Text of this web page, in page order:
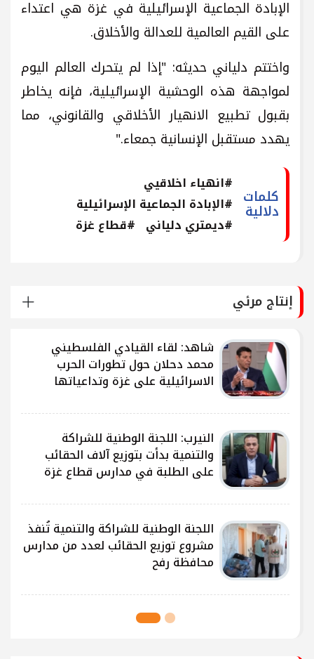
الإبادة الجماعية الإسرائيلية في غزة هي اعتداء
على القيم العالمية للعدالة والأخلاق.
واختتم دلياني حديثه: "إذا لم يتحرك العالم اليوم
لمواجهة هذه الوحشية الإسرائيلية، فإنه يخاطر
بقبول تطبيع الانهيار الأخلاقي والقانوني، مما
يهدد مستقبل الإنسانية جمعاء."
كلمات
دلالية
#انهياء اخلاقيي
#الإبادة الجماعية الإسرائيلية
#ديمتري دلياني #قطاع غزة
إنتاج مرئي
شاهد: لقاء القيادي الفلسطيني
محمد دحلان حول تطورات الحرب
الاسرائيلية على غزة وتداعياتها
النيرب: اللجنة الوطنية للشراكة
والتنمية بدأت بتوزيع آلاف الحقائب
على الطلبة في مدارس قطاع غزة
اللجنة الوطنية للشراكة والتنمية تُنفذ
مشروع توزيع الحقائب لعدد من مدارس
محافظة رفح